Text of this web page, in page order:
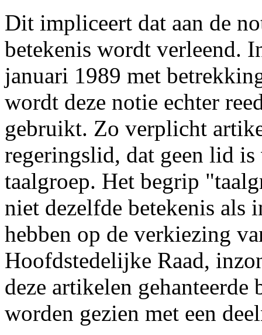
Dit impliceert dat aan de
betekenis wordt verleend.
januari 1989 met
wordt deze notie echter
gebruikt. Zo verplicht
regeringslid, dat geen lid is
taalgroep. Het begrip
niet dezelfde betekenis als
hebben op de verkiezing
Hoofdstedelijke Raad,
deze artikelen gehanteerde
worden gezien met een